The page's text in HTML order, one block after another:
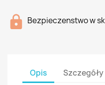
Bezpieczenstwo w
Opis